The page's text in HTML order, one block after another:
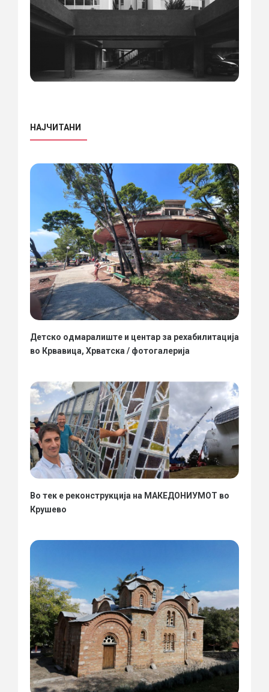
НАЈЧИТАНИ
Детско одмаралиште и центар за рехабилитација
во Крвавица, Хрватска / фотогалерија
Во тек е реконструкција на МАКЕДОНИУМОТ во
Крушево